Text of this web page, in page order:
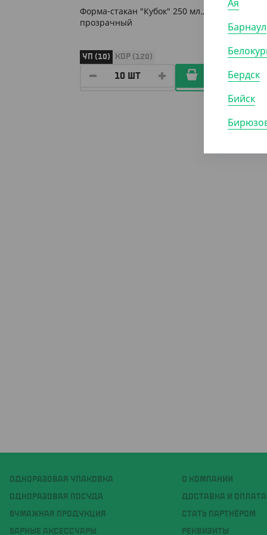
Форма-стакан "Кубок" 250 мл.,
прозрачный
УП (10) КОР (120)
Форма-
УП (15)
ОДНОРАЗОВАЯ УПАКОВКА
ОДНОРАЗОВАЯ ПОСУДА
БУМАЖНАЯ ПРОДУКЦИЯ
БАРНЫЕ АКСЕССУАРЫ
О КОМПАНИИ
ДОСТАВКА И ОПЛАТА
СТАТЬ ПАРТНЁРОМ
РЕКВИЗИТЫ
Ая
Барнаул
Бердск
Бийск